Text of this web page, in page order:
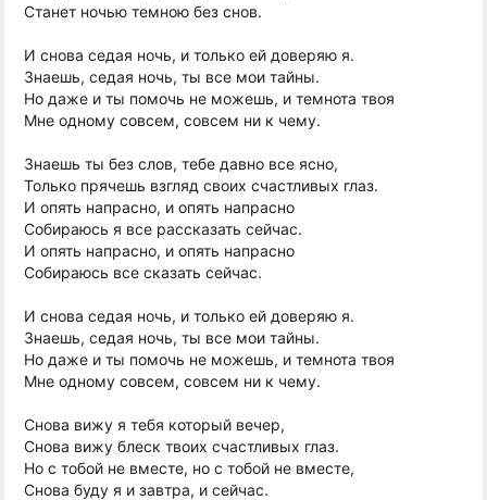
Станет ночью темною без снов.
И снова седая ночь, и только ей доверяю я.
Знаешь, седая ночь, ты все мои тайны.
Но даже и ты помочь не можешь, и темнота твоя
Мне одному совсем, совсем ни к чему.
Знаешь ты без слов, тебе давно все ясно,
Только прячешь взгляд своих счастливых глаз.
И опять напрасно, и опять напрасно
Собираюсь я все рассказать сейчас.
И опять напрасно, и опять напрасно
Собираюсь все сказать сейчас.
И снова седая ночь, и только ей доверяю я.
Знаешь, седая ночь, ты все мои тайны.
Но даже и ты помочь не можешь, и темнота твоя
Мне одному совсем, совсем ни к чему.
Снова вижу я тебя который вечер,
Снова вижу блеск твоих счастливых глаз.
Но с тобой не вместе, но с тобой не вместе,
Снова буду я и завтра, и сейчас.